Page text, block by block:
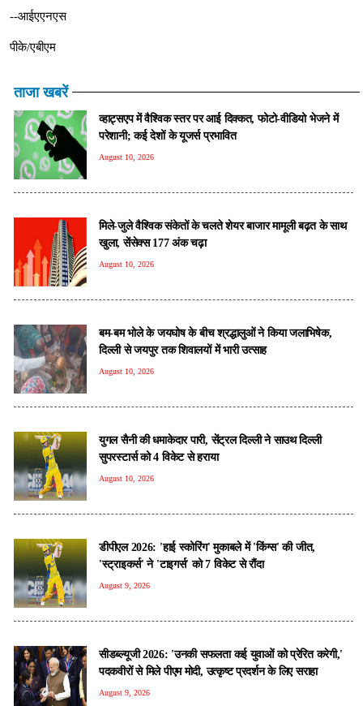
--आईएएनएस
पीके/एबीएम
ताजा खबरें
व्हाट्सएप में वैश्विक स्तर पर आई दिक्कत, फोटो-वीडियो भेजने में
परेशानी; कई देशों के यूजर्स प्रभावित
August 10, 2026
मिले-जुले वैश्विक संकेतों के चलते शेयर बाजार मामूली बढ़त के साथ
खुला, सेंसेक्स 177 अंक चढ़ा
August 10, 2026
बम-बम भोले के जयघोष के बीच श्रद्धालुओं ने किया जलाभिषेक,
दिल्ली से जयपुर तक शिवालयों में भारी उत्साह
August 10, 2026
युगल सैनी की धमाकेदार पारी, सेंट्रल दिल्ली ने साउथ दिल्ली
सुपरस्टार्स को 4 विकेट से हराया
August 10, 2026
डीपीएल 2026: 'हाई स्कोरिंग' मुकाबले में 'किंग्स' की जीत,
'स्ट्राइकर्स' ने 'टाइगर्स' को 7 विकेट से रौंदा
August 9, 2026
सीडब्ल्यूजी 2026: 'उनकी सफलता कई युवाओं को प्रेरित करेगी,'
पदकवीरों से मिले पीएम मोदी, उत्कृष्ट प्रदर्शन के लिए सराहा
August 9, 2026